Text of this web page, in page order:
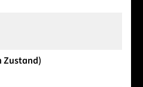
Zustand)